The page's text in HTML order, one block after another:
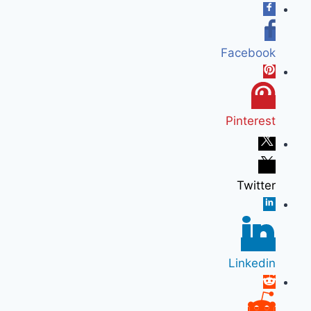
Facebook
Pinterest
Twitter
Linkedin